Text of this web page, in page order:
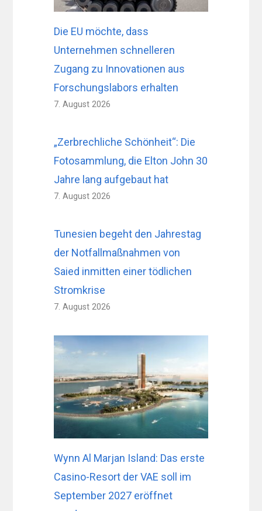
Die EU möchte, dass
Unternehmen schnelleren
Zugang zu Innovationen aus
Forschungslabors erhalten
7. August 2026
„Zerbrechliche Schönheit“: Die
Fotosammlung, die Elton John 30
Jahre lang aufgebaut hat
7. August 2026
Tunesien begeht den Jahrestag
der Notfallmaßnahmen von
Saied inmitten einer tödlichen
Stromkrise
7. August 2026
Wynn Al Marjan Island: Das erste
Casino-Resort der VAE soll im
September 2027 eröffnet